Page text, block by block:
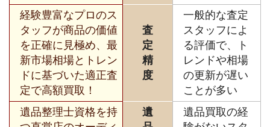
経験豊富なプロのス
タッフが商品の価値
を正確に見極め、最
新市場相場とトレン
ドに基づいた適正査
定で高額買取！
査
定
精
度
一般的な査定
スタッフによ
る評価で、ト
レンドや相場
の更新が遅い
ことが多い
遺品整理士資格を持
遺
遺品買取の経